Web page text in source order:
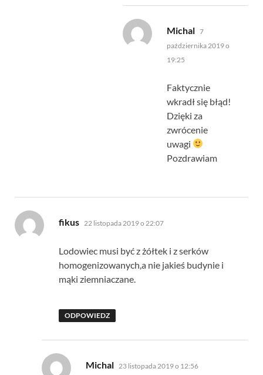
Michal pisze:
7
października 2019 o
19:25
Faktycznie
wkradł się błąd!
Dzięki za
zwrócenie
uwagi
Pozdrawiam
fikus pisze:
22 listopada 2019 o 22:07
Lodowiec musi być z żółtek i z serków
homogenizowanych,a nie jakieś budynie i
mąki ziemniaczane.
ODPOWIEDZ
Michal pisze:
23 listopada 2019 o 12:56